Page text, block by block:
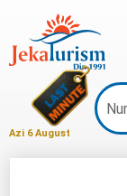
Azi 6 August